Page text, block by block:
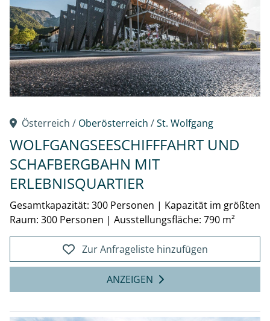
Österreich / Oberösterreich /St. Wolfgang
WOLFGANGSEESCHIFFFAHRT UND
SCHAFBERGBAHN MIT
ERLEBNISQUARTIER
Gesamtkapazität: 300 Personen | Kapazität im größten
Raum: 300 Personen | Ausstellungsfläche: 790 m²
Zur Anfrageliste hinzufügen
ANZEIGEN